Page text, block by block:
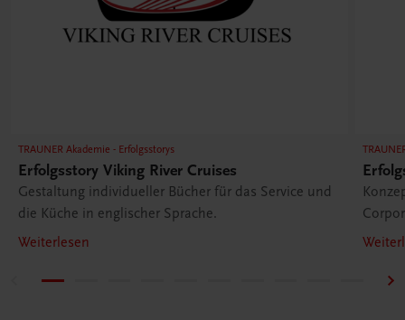
TRAUNER Akademie - Erfolgsstorys
Erfolgsstory Viking River Cruises
Gestaltung individueller Bücher für das Service und
die Küche in englischer Sprache.
Weiterlesen